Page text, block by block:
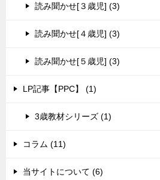
読み聞かせ[３歳児] (3)
読み聞かせ[４歳児] (3)
読み聞かせ[５歳児] (3)
LP記事【PPC】 (1)
3歳教材シリーズ (1)
コラム (11)
当サイトについて (6)